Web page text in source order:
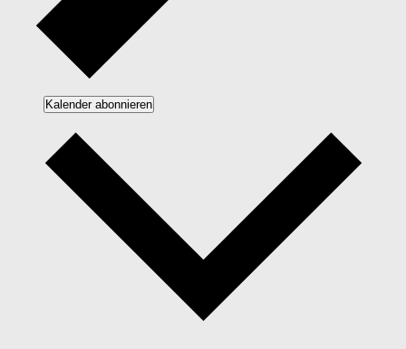
Kalender abonnieren